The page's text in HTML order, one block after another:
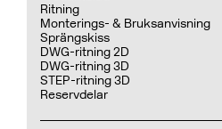
Ritning
Monterings- & Bruksanvisning
Sprängskiss
DWG-ritning 2D
DWG-ritning 3D
STEP-ritning 3D
Reservdelar